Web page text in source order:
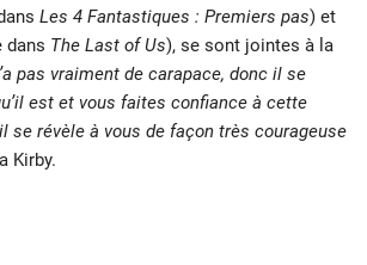
Les 4 Fantastiques : Premiers pas) et
dans The Last of Us), se sont jointes à la
pas vraiment de carapace, donc il se
est et vous faites confiance à cette
se révèle à vous de façon très courageuse
Kirby.